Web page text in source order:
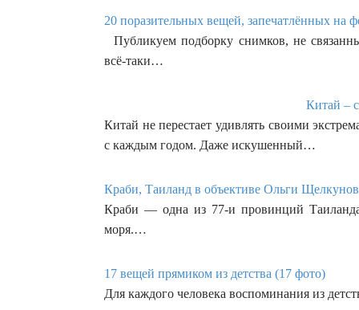
20 поразительных вещей, запечатлённых на
Публикуем подборку снимков, не
всё-таки…
Китай –
Китай не перестает удивлять своими
с каждым годом. Даже искушенный…
Краби, Таиланд в объективе Ольги
Краби — одна из 77-и провинций
моря.…
17 вещей прямиком из детства (17 фото)
Для каждого человека воспоминания из